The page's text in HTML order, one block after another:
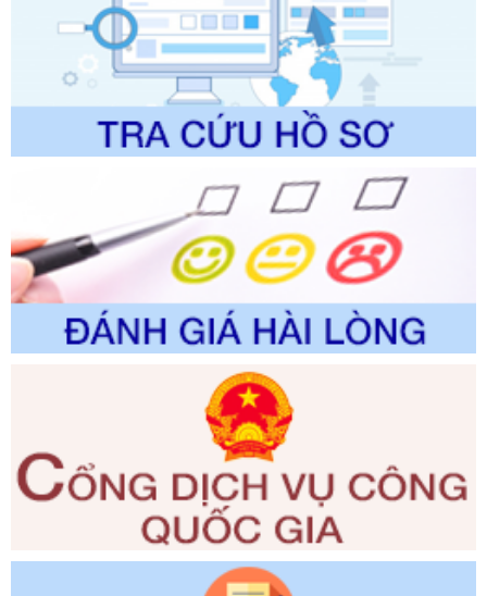
Số kí hiệu:2304/QĐ-UBND
Tên: Quyết định công bố Danh mục thủ tục hành chính
được sửa đổi, bổ sung và phê duyệt Quy trình nội bộ, quy
trình điện tử giải quyết thủ tục hành chính trong lĩnh vực Du
lịch thuộc phạm vi chức năng quản lý của Sở Văn hóa, Thể
thao và Du lịch
Ngày ban hành: 01/06/2026
2310/QĐ-UBND
Tên: Về việc công bố Danh mục thủ tục hành chính sửa
đổi, bổ sung và phê duyệt Quy trình nội bộ, quy trình điện tử
trong giải quyết thủtục hành chính lĩnh vực biến đổi khí hậu
thuộc phạm vi giải quyết của Sở Nông nghiệp và Môi
trường
Ngày ban hành: 01/06/2026
Số kí hiệu:2300/QĐ-UBND
Tên: V/v công bố danh mục thủ tục hành chính được sửa
đổi, bổ sung và phê duyệt quy trình nội bộ, quy trình điện tử
giải quyết thủ tục hành chính trong lĩnh vực Luật sư thuộc
phạm vi chức năng quản lý của Sở Tư pháp
Ngày ban hành: 01/06/2026
351/2025/NĐ-CP
Tên: Nghị định số 351/2025/NĐ-CP của Chính phủ: Quy
định chuẩn nghèo đa chiều quốc gia giai đoạn 2026 - 2030
Ngày ban hành: 29/12/2026